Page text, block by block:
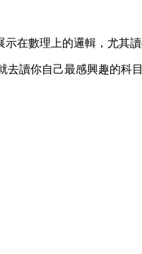
在數理上的邏輯，尤其
你自己最感興趣的科目